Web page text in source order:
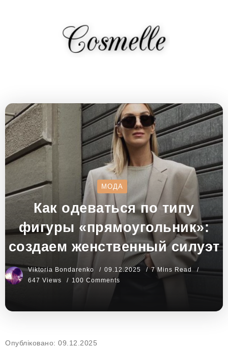
МОДА
Как одеваться по типу
фигуры «прямоугольник»:
создаем женственный силуэт
Viktoria Bondarenko 09.12.2025
7 Mins Read
647 Views
100 Comments
Опубліковано: 09.12.2025